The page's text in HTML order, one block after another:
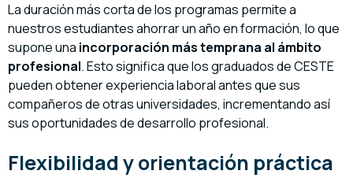
La duración más corta de los programas permite a
nuestros estudiantes ahorrar un año en formación, lo que
supone una incorporación más temprana al ámbito
profesional. Esto significa que los graduados de CESTE
pueden obtener experiencia laboral antes que sus
compañeros de otras universidades, incrementando así
sus oportunidades de desarrollo profesional.
Flexibilidad y orientación práctica